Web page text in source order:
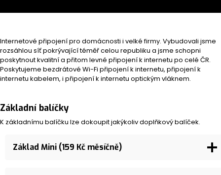
Internetové připojení pro domácnosti i velké firmy. Vybudovali jsme
rozsáhlou síť pokrývající téměř celou republiku a jsme schopni
poskytnout kvalitní a přitom levné připojení k internetu po celé ČR.
Poskytujeme bezdrátové Wi-Fi připojení k internetu, připojení k
internetu kabelem, i připojení k internetu optickým vláknem.
Základní balíčky
K základnímu balíčku lze dokoupit jakýkoliv doplňkový balíček.
Základ Mini (159 Kč měsíčně)